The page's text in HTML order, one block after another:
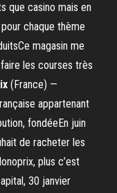
que casino mais en
chaque thème
magasin me
les courses très
(France) —
appartenant
fondéeEn juin
de racheter les
plus c’est
30 janvier